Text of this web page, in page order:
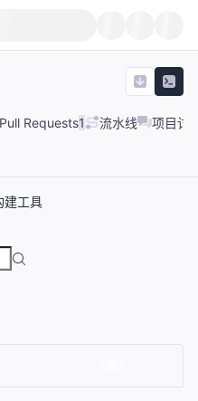
Pull Requests1 流水线 项目讨
建工具